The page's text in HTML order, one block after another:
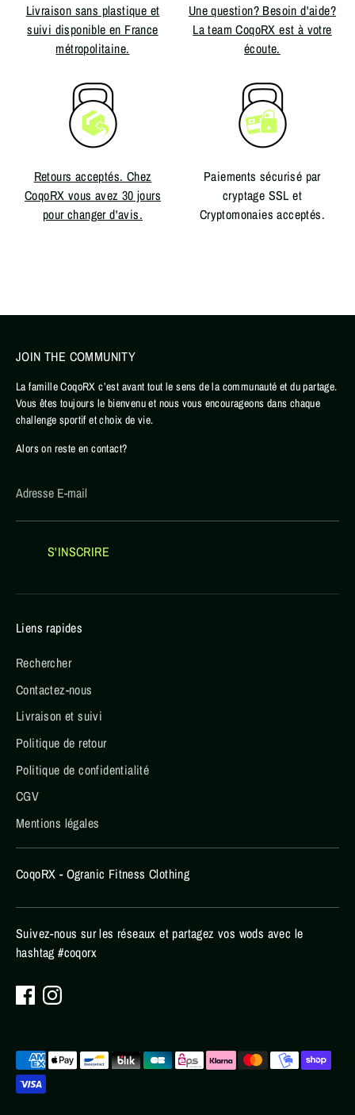
Livraison sans plastique et
suivi disponible en France
métropolitaine.
Une question? Besoin d'aide?
La team CoqoRX est à votre
écoute.
Retours acceptés. Chez
CoqoRX vous avez 30 jours
pour changer d'avis.
Paiements sécurisé par
cryptage SSL et
Cryptomonaies acceptés.
JOIN THE COMMUNITY
La famille CoqoRX c’est avant tout le sens de la communauté et du partage.
Vous êtes toujours le bienvenu et nous vous encourageons dans chaque
challenge sportif et choix de vie.
Alors on reste en contact?
Adresse E-mail
S'INSCRIRE
Liens rapides
Rechercher
Contactez-nous
Livraison et suivi
Politique de retour
Politique de confidentialité
CGV
Mentions légales
CoqoRX - Ogranic Fitness Clothing
Suivez-nous sur les réseaux et partagez vos wods avec le
hashtag #coqorx
Méthodes
de
paiement